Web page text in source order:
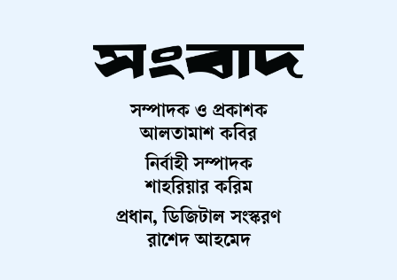
সম্পাদক ও প্রকাশক
আলতামাশ কবির
নির্বাহী সম্পাদক
শাহরিয়ার করিম
প্রধান, ডিজিটাল সংস্করণ
রাশেদ আহমেদ